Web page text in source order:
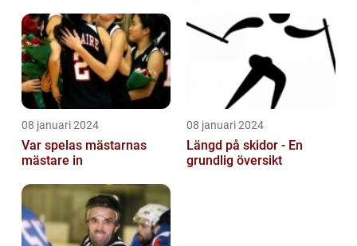
08 januari 2024
Var spelas mästarnas
mästare in
08 januari 2024
Längd på skidor - En
grundlig översikt